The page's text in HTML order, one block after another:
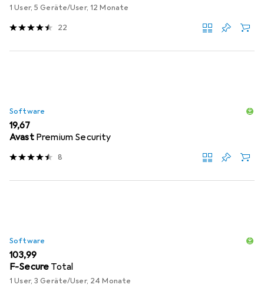
1 User, 5 Geräte/User, 12 Monate
22
Software
EUR
19,67
Avast Premium Security
8
Software
EUR
103,99
F-Secure Total
1 User, 3 Geräte/User, 24 Monate